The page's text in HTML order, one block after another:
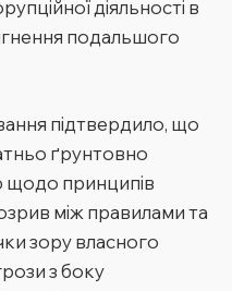
діяльності в
подальшого
підтвердило, що
ґрунтовно
щодо принципів
між правилами та
зору власного
з боку